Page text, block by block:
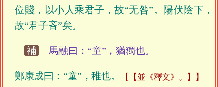
位賤，以小人乘君子，故“无咎”。陽伏陰下，
故“君子吝”矣。
補 馬融曰：“童”，猶獨也。
鄭康成曰：“童”，稚也。 【並《釋文》。】